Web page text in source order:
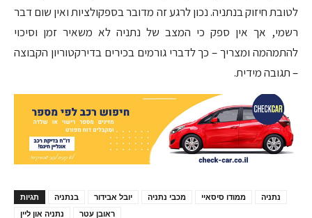
לטובת חיזוק בנתניה. נכון לרגע זה מדובר בספקולציות ואין שום דבר
רשמי, אך אין ספק כי המצב של נתניה לא משאיר זמן וסיכוי
להתמהמה ומצריך – כך לדברי גורמים בכירים בדירקטוריון הקבוצה
– תגובה מידית.
תגיות בנתניה יובל אבידור מכבי נתניה ממודו סיסאיי
נתניה
נתניה און ליין
ראובן עטר